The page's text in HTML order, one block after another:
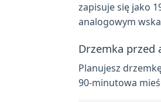
zapisuje się jako
analogowym
Drzemka przed
Planujesz
90-minutowa